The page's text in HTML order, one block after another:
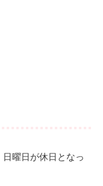
曜日が休日となっ